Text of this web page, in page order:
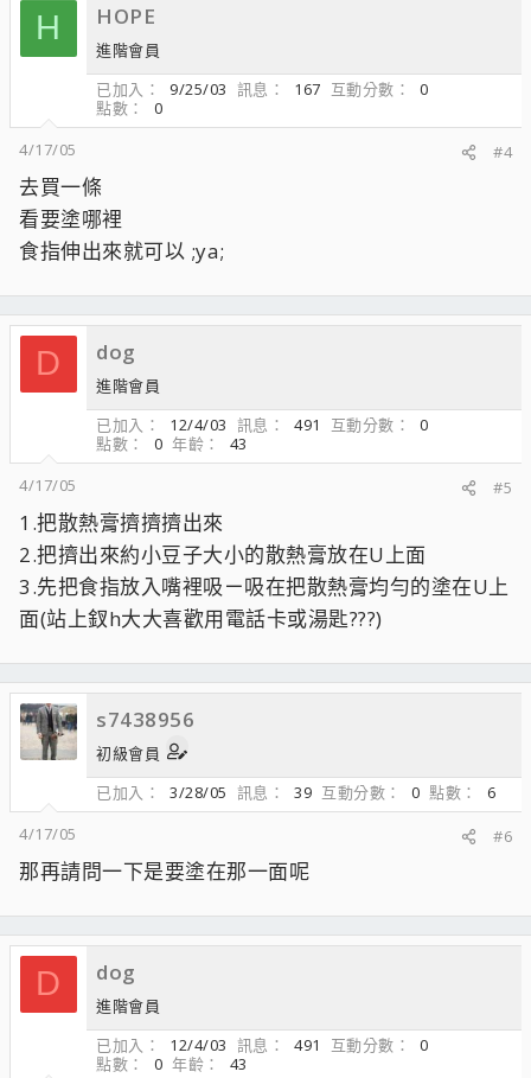
H HOPE
進階會員
已加入
9/25/03 訊息 167 互動分數
0
點數
0
4/17/05
#4
去買一條
看要塗哪裡
食指伸出來就可以 ;ya;
D dog
進階會員
已加入
12/4/03 訊息 491 互動分數
0
點數
0 年齡
43
4/17/05
#5
1.把散熱膏擠擠擠出來
2.把擠出來約小豆子大小的散熱膏放在U上面
3.先把食指放入嘴裡吸ㄧ吸在把散熱膏均勻的塗在U上
面(站上釵h大大喜歡用電話卡或湯匙???)
s7438956
初級會員
已加入
3/28/05 訊息 39 互動分數 0 點數
6
4/17/05
#6
那再請問一下是要塗在那一面呢
D dog
進階會員
已加入
12/4/03 訊息 491 互動分數
0
點數
0 年齡 43